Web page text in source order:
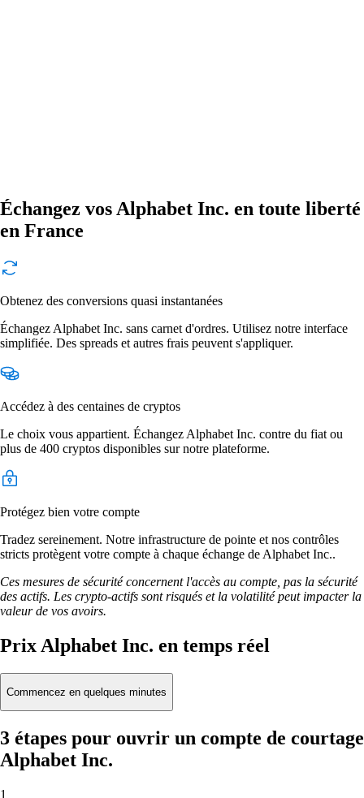
Échangez vos Alphabet Inc. en toute liberté
en France
Obtenez des conversions quasi instantanées
Échangez Alphabet Inc. sans carnet d'ordres. Utilisez notre interface
simplifiée. Des spreads et autres frais peuvent s'appliquer.
Accédez à des centaines de cryptos
Le choix vous appartient. Échangez Alphabet Inc. contre du fiat ou
plus de 400 cryptos disponibles sur notre plateforme.
Protégez bien votre compte
Tradez sereinement. Notre infrastructure de pointe et nos contrôles
stricts protègent votre compte à chaque échange de Alphabet Inc..
Ces mesures de sécurité concernent l'accès au compte, pas la sécurité
des actifs. Les crypto-actifs sont risqués et la volatilité peut impacter la
valeur de vos avoirs.
Prix Alphabet Inc. en temps réel
Commencez en quelques minutes
3 étapes pour ouvrir un compte de courtage
Alphabet Inc.
1